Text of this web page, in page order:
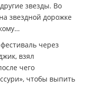
звезды. Во
звездной дорожке
через
взял
чего
чтобы выпить